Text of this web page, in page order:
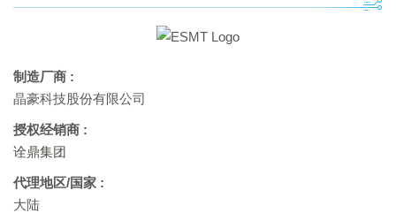
制造厂商 :
晶豪科技股份有限公司
授权经销商 :
诠鼎集团
代理地区/国家 :
大陆